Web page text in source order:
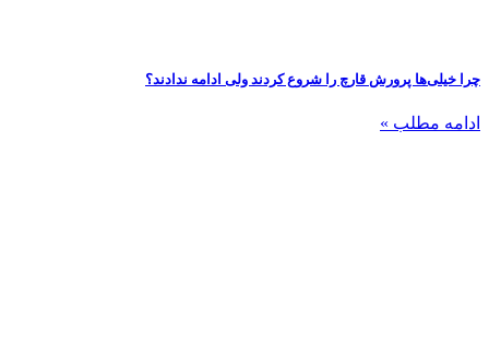
چرا خیلی‌ها پرورش قارچ را شروع کردند ولی ادامه ندادند؟
ادامه مطلب »